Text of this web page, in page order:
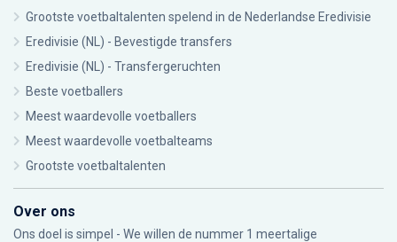
Grootste voetbaltalenten spelend in de Nederlandse Eredivisie
Eredivisie (NL) - Bevestigde transfers
Eredivisie (NL) - Transfergeruchten
Beste voetballers
Meest waardevolle voetballers
Meest waardevolle voetbalteams
Grootste voetbaltalenten
Over ons
Ons doel is simpel - We willen de nummer 1 meertalige